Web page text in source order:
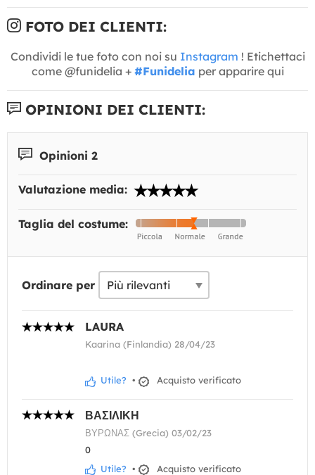
FOTO DEI CLIENTI:
Condividi le tue foto con noi su Instagram ! Etichettaci
come @funidelia + #Funidelia per apparire qui
OPINIONI DEI CLIENTI:
Opinioni 2
Valutazione media:
Taglia del costume:
Ordinare per
LAURA
Kaarina (Finlandia) 28/04/23
Utile? • Acquisto verificato
ΒΑΣΙΛΙΚΗ
ΒΥΡΩΝΑΣ (Grecia) 03/02/23
0
Utile? • Acquisto verificato